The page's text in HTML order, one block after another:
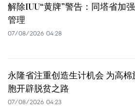
解除IUU“黄牌”警告：同塔省加
管理
07/08/2026 04:28
永隆省注重创造生计机会 为高棉
胞开辟脱贫之路
07/08/2026 04:23